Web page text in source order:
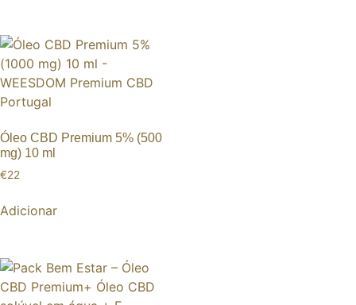
Óleo CBD Premium 5% (500
mg) 10 ml
€22
Adicionar